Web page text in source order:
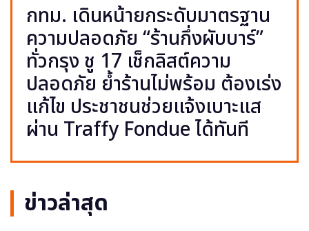
กทม. เดินหน้ายกระดับมาตรฐาน
ความปลอดภัย “ร้านกึ่งผับบาร์”
ทั่วกรุง ชู 17 เช็กลิสต์ความ
ปลอดภัย ย้ำร้านไม่พร้อม ต้องเร่ง
แก้ไข ประชาชนช่วยแจ้งเบาะแส
ผ่าน Traffy Fondue ได้ทันที
ข่าวล่าสุด